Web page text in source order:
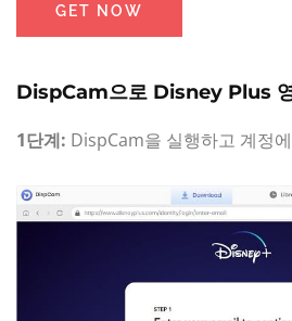
GET NOW
DispCam으로 Disney Plus
1단계: DispCam을 실행하고 계정